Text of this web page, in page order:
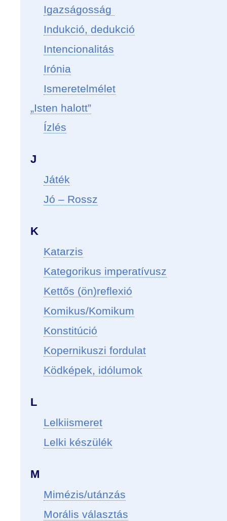
Igazságosság
Indukció, dedukció
Intencionalitás
Irónia
Ismeretelmélet
„Isten halott”
Ízlés
J
Játék
Jó – Rossz
K
Katarzis
Kategorikus imperatívusz
Kettős (ön)reflexió
Komikus/Komikum
Konstitúció
Kopernikuszi fordulat
Ködképek, idólumok
L
Lelkiismeret
Lelki készülék
M
Mimézis/utánzás
Morális választás